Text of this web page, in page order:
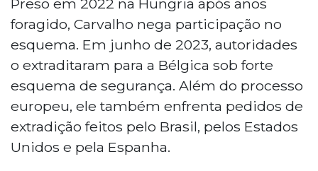
foragido, Carvalho nega participação no
esquema. Em junho de 2023, autoridades
o extraditaram para a Bélgica sob forte
esquema de segurança. Além do processo
europeu, ele também enfrenta pedidos de
extradição feitos pelo Brasil, pelos Estados
Unidos e pela Espanha.